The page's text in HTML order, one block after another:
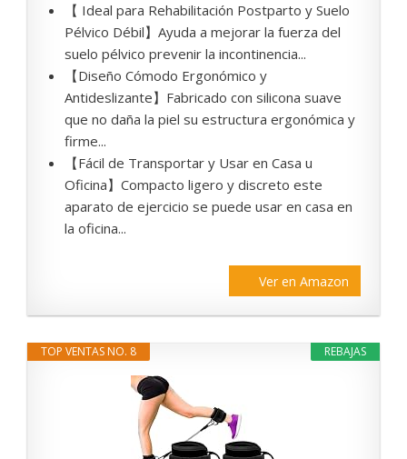
【 Ideal para Rehabilitación Postparto y Suelo
Pélvico Débil】Ayuda a mejorar la fuerza del
suelo pélvico prevenir la incontinencia...
【Diseño Cómodo Ergonómico y
Antideslizante】Fabricado con silicona suave
que no daña la piel su estructura ergonómica y
firme...
【Fácil de Transportar y Usar en Casa u
Oficina】Compacto ligero y discreto este
aparato de ejercicio se puede usar en casa en
la oficina...
Ver en Amazon
REBAJAS
TOP VENTAS NO. 8